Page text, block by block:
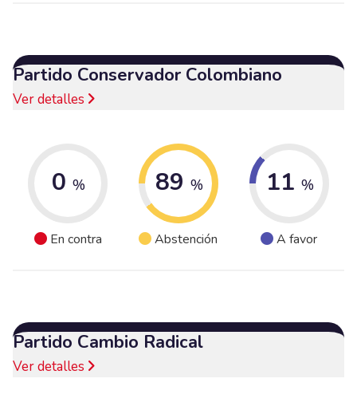
Partido Conservador Colombiano
Ver detalles
0 %
En contra
89 %
Abstención
11 %
A favor
Partido Cambio Radical
Ver detalles